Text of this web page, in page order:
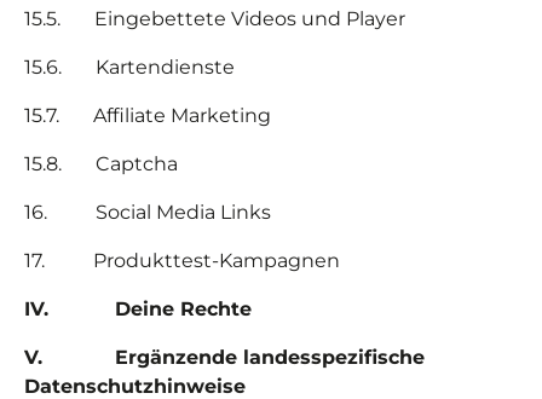
15.5. Eingebettete Videos und Player
15.6. Kartendienste
15.7. Affiliate Marketing
15.8. Captcha
16. Social Media Links
17. Produkttest-Kampagnen
IV. Deine Rechte
V.
Ergänzende landesspezifische
Datenschutzhinweise